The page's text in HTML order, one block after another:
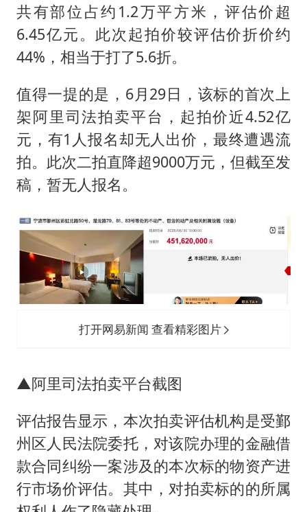
共有部位占约1.2万平方米，评估价超
6.45亿元。此次起拍价较评估价折价约
44%，相当于打了5.6折。
值得一提的是，6月29日，该标的首次上
架阿里司法拍卖平台，起拍价近4.52亿
元，有1人报名却无人出价，最终遭遇流
拍。此次二拍直降超9000万元，但截至发
稿，暂无人报名。
打开网易新闻 查看精彩图片
▲阿里司法拍卖平台截图
评估报告显示，本次拍卖评估机构是受鄞
州区人民法院委托，对该院办理的金融借
款合同纠纷一案涉及的本次标的物资产进
行市场价评估。其中，对拍卖标的的所属